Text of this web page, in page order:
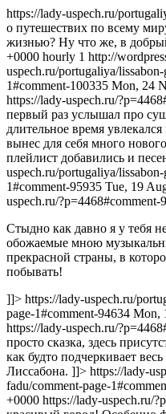
https://lady-uspech.ru/
о путешествих по всему
жизнью? Ну что же, в
+0000 hourly 1 http://
uspech.ru/portugaliya/
1#comment-100335 Mon, 24
https://lady-uspech.ru/
первый раз услышал про
длительное время
вынес для себя много
плейлист добавились и
uspech.ru/portugaliya/
1#comment-95935 Tue, 19
uspech.ru/
Стыдно как давно я у тебя
обожаемые мною
прекрасной страны, в
побывать!
]]> https://lady-uspech.ru/
page-1#comment-94634
https://lady-uspech.ru/
просто сказка, здесь
как будто подчеркивает
Лиссабона. ]]> https://lady-
fadu/comment-page-
+0000 https://lady-uspech.ru/